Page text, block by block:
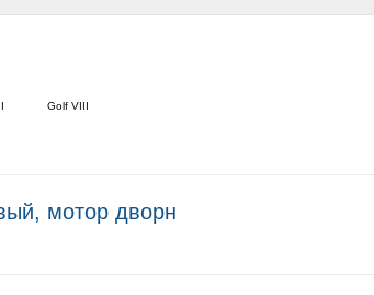
Golf VIII
мотор дворн